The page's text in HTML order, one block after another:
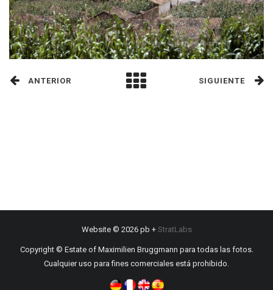
ANTERIOR SIGUIENTE
Website © 2026 pb + StratLabs
Copyright © Estate of Maximilien Bruggmann para todas las fotos.
Cualquier uso para fines comerciales está prohibido.